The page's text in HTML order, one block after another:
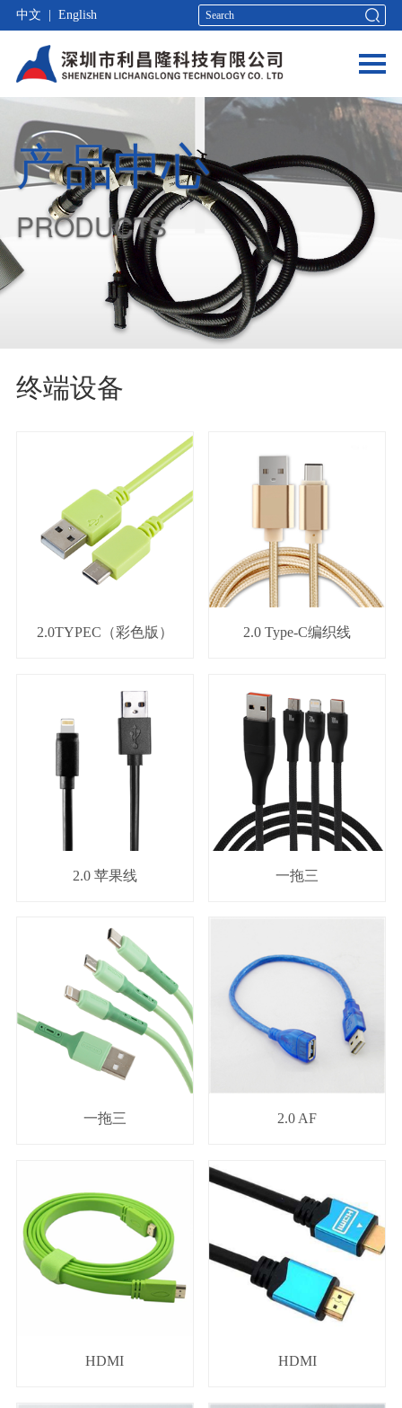
中文 English
产品中心
PRODUCTS
终端设备
2.0TYPEC（彩色版） 2.0 Type-C编织线
2.0 苹果线 一拖三
一拖三 2.0 AF
HDMI HDMI